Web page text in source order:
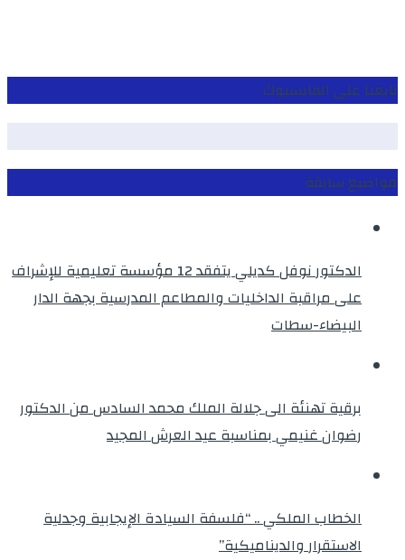
تابعنا على الفايسبوك
مواضيع سابقة
الدكتور نوفل كديلي يتفقد 12 مؤسسة تعليمية للإشراف
على مراقبة الداخليات والمطاعم المدرسية بجهة الدار
البيضاء-سطات
برقية تهنئة الى جلالة الملك محمد السادس من الدكتور
رضوان غنيمي بمناسبة عيد العرش المجيد
الخطاب الملكي .. “فلسفة السيادة الإيجابية وجدلية
الاستقرار والديناميكية”